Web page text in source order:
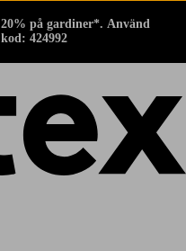
20% på gardiner*. Använd
kod: 424992